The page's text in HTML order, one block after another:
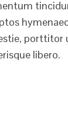
porttitor
libero.